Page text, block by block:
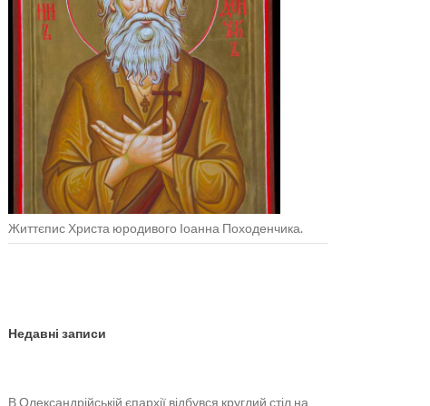
Життєпис Христа юродивого Іоанна Походенчика.
Недавні записи
В Олександрійській єпархії відбувся круглий стіл на